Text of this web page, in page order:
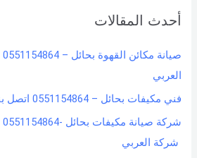
c
f
o
r
:
أحدث المقالات
العربي
فني مكيفات بحائل – 0551154864 اتصل بنا – شركة العربي
شركة العربي